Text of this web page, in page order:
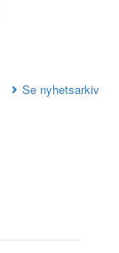
Se nyhetsarkiv